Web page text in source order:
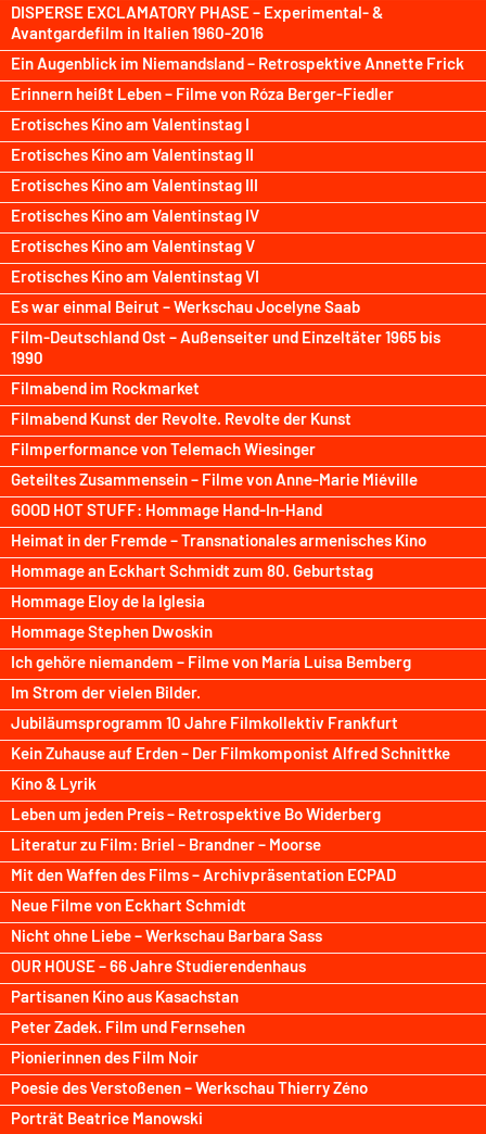
DISPERSE EXCLAMATORY PHASE – Experimental- &
Avantgardefilm in Italien 1960-2016
Ein Augenblick im Niemandsland – Retrospektive Annette Frick
Erinnern heißt Leben – Filme von Róza Berger-Fiedler
Erotisches Kino am Valentinstag I
Erotisches Kino am Valentinstag II
Erotisches Kino am Valentinstag III
Erotisches Kino am Valentinstag IV
Erotisches Kino am Valentinstag V
Erotisches Kino am Valentinstag VI
Es war einmal Beirut – Werkschau Jocelyne Saab
Film-Deutschland Ost – Außenseiter und Einzeltäter 1965 bis
1990
Filmabend im Rockmarket
Filmabend Kunst der Revolte. Revolte der Kunst
Filmperformance von Telemach Wiesinger
Geteiltes Zusammensein – Filme von Anne-Marie Miéville
GOOD HOT STUFF: Hommage Hand-In-Hand
Heimat in der Fremde – Transnationales armenisches Kino
Hommage an Eckhart Schmidt zum 80. Geburtstag
Hommage Eloy de la Iglesia
Hommage Stephen Dwoskin
Ich gehöre niemandem – Filme von María Luisa Bemberg
Im Strom der vielen Bilder.
Jubiläumsprogramm 10 Jahre Filmkollektiv Frankfurt
Kein Zuhause auf Erden – Der Filmkomponist Alfred Schnittke
Kino & Lyrik
Leben um jeden Preis – Retrospektive Bo Widerberg
Literatur zu Film: Briel – Brandner – Moorse
Mit den Waffen des Films – Archivpräsentation ECPAD
Neue Filme von Eckhart Schmidt
Nicht ohne Liebe – Werkschau Barbara Sass
OUR HOUSE – 66 Jahre Studierendenhaus
Partisanen Kino aus Kasachstan
Peter Zadek. Film und Fernsehen
Pionierinnen des Film Noir
Poesie des Verstoßenen – Werkschau Thierry Zéno
Porträt Beatrice Manowski